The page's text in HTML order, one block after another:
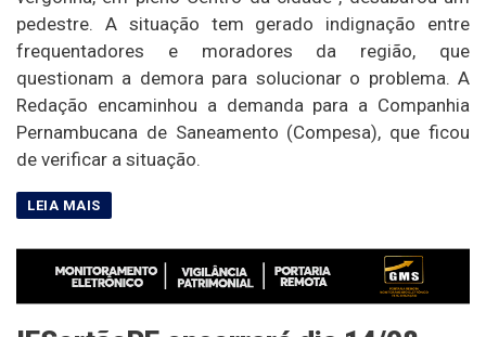
pedestre. A situação tem gerado indignação entre
frequentadores e moradores da região, que
questionam a demora para solucionar o problema. A
Redação encaminhou a demanda para a Companhia
Pernambucana de Saneamento (Compesa), que ficou
de verificar a situação.